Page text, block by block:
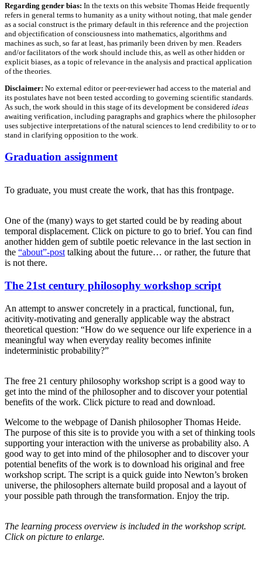
Regarding gender bias: In the texts on this website Thomas Heide frequently
refers in general terms to humanity as a unity without noting, that male gender
as a social construct is the primary default in this reference and the projection
and objectification of consciousness into mathematics, algorithms and
machines as such, so far at least, has primarily been driven by men. Readers
and/or facilitators of the work should include this, as well as other hidden or
explicit biases, as a topic of relevance in the analysis and practical application
of the theories.
Disclaimer: No external editor or peer-reviewer had access to the material and
its postulates have not been tested according to governing scientific standards.
As such, the work should in this stage of its development be considered ideas
awaiting verification, including paragraphs and graphics where the philosopher
uses subjective interpretations of the natural sciences to lend credibility to or to
stand in clarifying opposition to the work.
Posted
Graduation assignment
To graduate, you must create the work, that has this frontpage.
One of the (many) ways to get started could be by reading about
temporal displacement. Click on picture to go to brief. You can find
another hidden gem of subtile poetic relevance in the last section in
the “about”-post talking about the future… or rather, the future that
is not there.
Posted
The 21st century philosophy workshop script
An attempt to answer concretely in a practical, functional, fun,
acitivity-motivating and generally applicable way the abstract
theoretical question: “How do we sequence our life experience in a
meaningful way when everyday reality becomes infinite
indeterministic probability?”
The free 21 century philosophy workshop script is a good way to
get into the mind of the philosopher and to discover your potential
benefits of the work. Click picture to read and download.
Welcome to the webpage of Danish philosopher Thomas Heide.
The purpose of this site is to provide you with a set of thinking tools
supporting your interaction with the universe as probability also. A
good way to get into mind of the philosopher and to discover your
potential benefits of the work is to download his original and free
workshop script. The script is a quick guide into Newton’s broken
universe, the philosophers alternate build proposal and a layout of
your possible path through the transformation. Enjoy the trip.
The learning process overview is included in the workshop script.
Click on picture to enlarge.